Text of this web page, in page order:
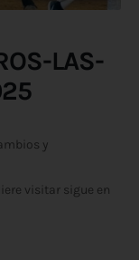
LAS-
y
visitar sigue en